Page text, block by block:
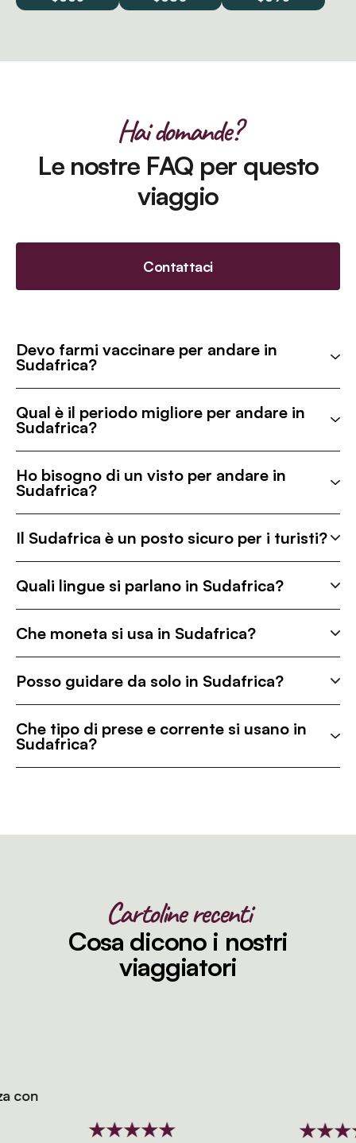
Hai domande?
Le nostre FAQ per questo
viaggio
Contattaci
Devo farmi vaccinare per andare in
Sudafrica?
Qual è il periodo migliore per andare in
Sudafrica?
Ho bisogno di un visto per andare in
Sudafrica?
Il Sudafrica è un posto sicuro per i turisti?
Quali lingue si parlano in Sudafrica?
Che moneta si usa in Sudafrica?
Posso guidare da solo in Sudafrica?
Che tipo di prese e corrente si usano in
Sudafrica?
Cartoline recenti
Cosa dicono i nostri
viaggiatori